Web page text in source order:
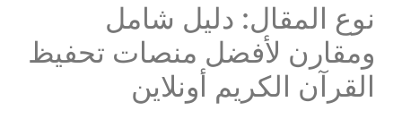
نوع المقال: دليل شامل
ومقارن لأفضل منصات تحفيظ
القرآن الكريم أونلاين